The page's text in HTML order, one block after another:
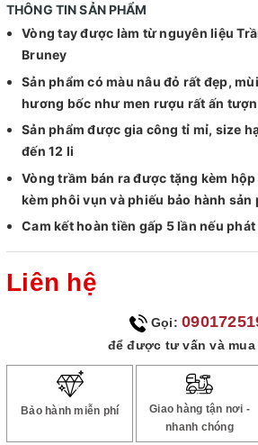
THÔNG TIN SẢN PHẨM
Vòng tay được làm từ nguyên liệu
Bruney
Sản phẩm có màu nâu đỏ rất đẹp,
hương bốc như men rượu rất ấn
Sản phẩm được gia công tỉ mỉ, size
đến 12 li
Vòng trầm bán ra được tặng kèm
kèm phôi vụn và phiếu bảo hành sản
Cam kết hoàn tiền gấp 5 lần nếu
Liên hệ
Gọi:
để được tư vấn và mua
Bảo hành miễn phí
Giao hàng tận nơi -
nhanh chóng